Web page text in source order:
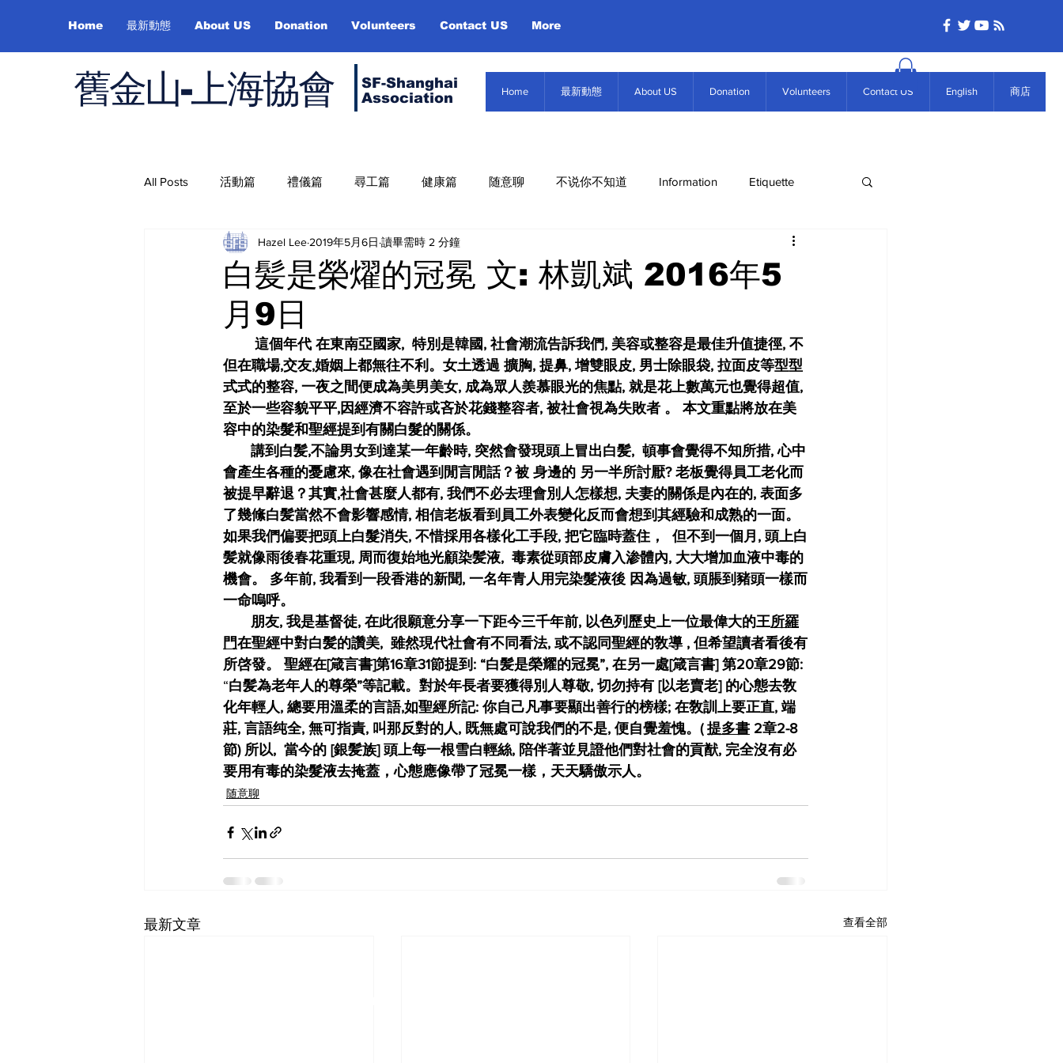
Home 最新動態 About US Donation Volunteers Contact US More
舊金山-上海協會
SF-Shanghai
Association
Home 最新動態 About US Donation Volunteers Contact US English 商店
All Posts 活動篇 禮儀篇 尋工篇 健康篇 随意聊 不说你不知道 Information Etiquette
Job Hunting On Health Misc. Infor About US
白髪是榮燿的冠冕 文: 林凱斌 2016年5
月9日
Hazel Lee 2019年5月6日 讀畢需時 2 分鐘
這個年代 在東南亞國家, 特別是韓國, 社會潮流告訴我們, 美容或整容是最佳升值捷徑, 不
但在職場,交友,婚姻上都無往不利。女土透過 擴胸, 提鼻, 增雙眼皮, 男士除眼袋, 拉面皮等型型
式式的整容, 一夜之間便成為美男美女, 成為眾人羨慕眼光的焦點, 就是花上數萬元也覺得超值,
至於一些容貌平平,因經濟不容許或吝於花錢整容者, 被社會視為失敗者 。
本文重點將放在美
容中的染髮和聖經提到有關白髮的關係。
會產生各種的憂慮來, 像在社會遇到閒言閒話？被 身邊的 另一半所討厭? 老板覺得員工老化而
被提早辭退？其實,社會甚麼人都有, 我們不必去理會別人怎樣想, 夫妻的關係是內在的, 表面多
了幾絛白髪當然不會影響感情, 相信老板看到員工外表變化反而會想到其經驗和成熟的一面。
如果我們偏要把頭上白髮消失, 不惜採用各樣化工手段, 把它臨時蓋住，
但不到一個月, 頭上白
髪就像雨後春花重現, 周而復始地光顧染髪液,  毒素從頭部皮膚入渗體內, 大大增加血液中毒的
機會。 多年前, 我看到一段香港的新聞, 一名年青人用完染髮液後 因為過敏, 頭脹到豬頭一樣而
一命嗚呼。
       朋友, 我是基督徒, 在此很願意分享一下距今三千年前, 以色列歷史上一位最偉大的王
所羅
門在聖經中對白髪的讚美, 雖然現代社會有不同看法, 或不認同聖經的敎導 , 但希望讀者看後有
所啓發。 聖經在[箴言書]第16章31節提到: “白髪是榮耀的冠冕”, 在另一處[箴言書] 第20章29節:
“白髪為老年人的尊榮”等記載。對於年長者要獲得別人尊敬, 切勿持有 [以老賣老] 的心態去敎
化年輕人, 總要用溫柔的言語,如聖經所記: 你自己凡事要顯出善行的榜樣; 在敎訓上要正直, 端
莊, 言語纯全, 無可指責, 叫那反對的人, 既無處可說我們的不是, 便自覺羞愧。( 提多書 2章2-8
節) 所以,  當今的 [銀髪族] 頭上每一根雪白輕絲, 陪伴著並見證他們對社會的貢猷, 完全沒有必
要用有毒的染髮液去掩蓋，心態應像帶了冠冕一樣，天天驕傲示人。
随意聊
最新文章 查看全部